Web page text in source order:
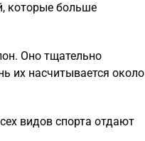
которые больше
Оно тщательно
их насчитывается около
видов спорта отдают